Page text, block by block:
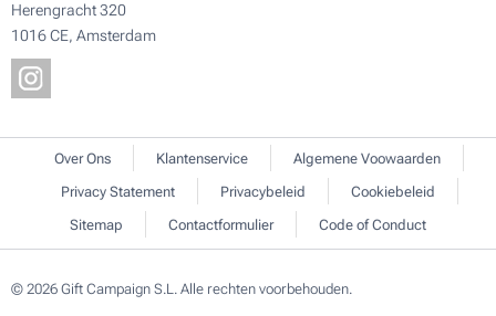
Herengracht 320
1016 CE, Amsterdam
Over Ons Klantenservice
Algemene Voowaarden
Privacy Statement
Privacybeleid
Cookiebeleid
Sitemap
Contactformulier Code of Conduct
© 2026 Gift Campaign S.L. Alle rechten voorbehouden.